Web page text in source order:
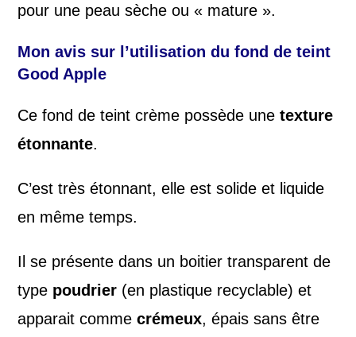
pour une peau sèche ou « mature ».
Mon avis sur l’utilisation du fond de teint
Good Apple
Ce fond de teint crème possède unetexture
étonnante.
C’est très étonnant, elle est solide et liquide
en même temps.
Il se présente dans un boitier transparent de
type poudrier (en plastique recyclable) et
apparait commecrémeux, épais sans être